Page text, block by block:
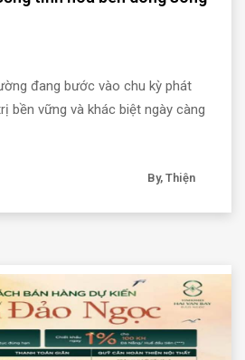
đang bước vào chu kỳ phát
bền vững và khác biệt ngày càng
By, Thiện